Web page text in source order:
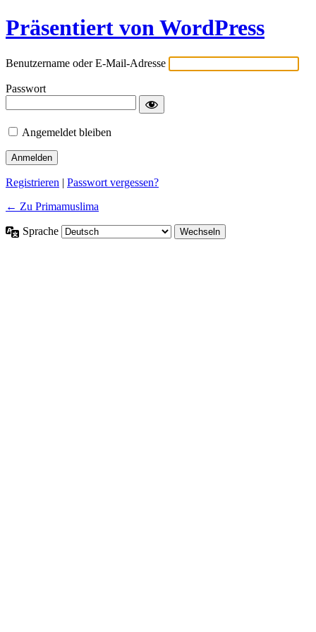
Präsentiert von WordPress
Benutzername oder E-Mail-Adresse
Passwort
Angemeldet bleiben
Registrieren | Passwort vergessen?
← Zu Primamuslima
Sprache